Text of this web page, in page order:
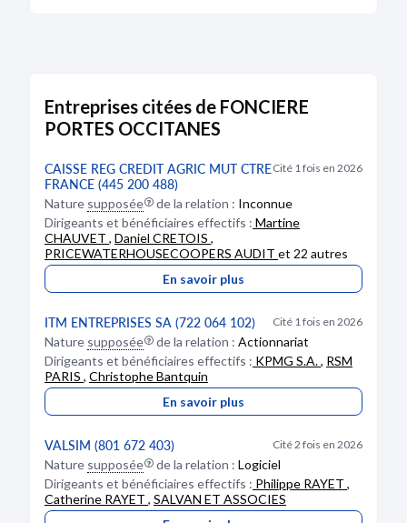
Entreprises citées de FONCIERE
PORTES OCCITANES
CAISSE REG CREDIT AGRIC MUT CTRE
FRANCE (445 200 488)
Cité 1 fois en 2026
Nature supposée de la relation : Inconnue
Dirigeants et bénéficiaires effectifs : Martine
CHAUVET , Daniel CRETOIS ,
PRICEWATERHOUSECOOPERS AUDIT et 22 autres
En savoir plus
ITM ENTREPRISES SA (722 064 102) Cité 1 fois en 2026
Nature supposée de la relation : Actionnariat
Dirigeants et bénéficiaires effectifs : KPMG S.A., RSM
PARIS , Christophe Bantquin
En savoir plus
VALSIM (801 672 403) Cité 2 fois en 2026
Nature supposée de la relation : Logiciel
Dirigeants et bénéficiaires effectifs : Philippe RAYET ,
Catherine RAYET , SALVAN ET ASSOCIES